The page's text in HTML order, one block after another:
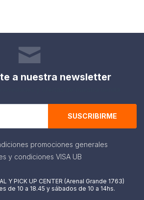
a nuestra newsletter
SUSCRIBIRME
promociones generales
y condiciones VISA UB
Y PICK UP CENTER (Arenal Grande 1763)
de 10 a 18.45 y sábados de 10 a 14hs.